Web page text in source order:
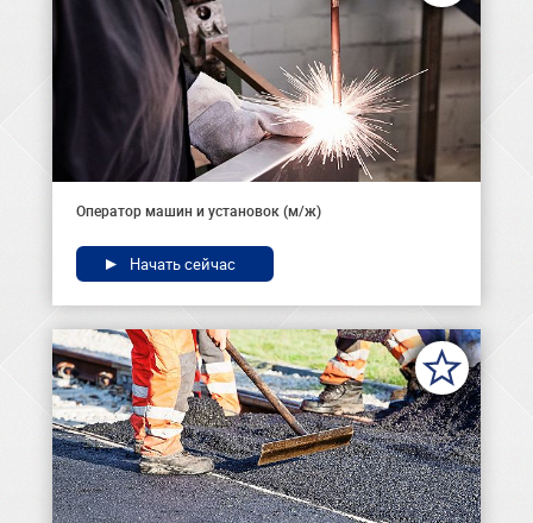
Оператор машин и установок (м/ж)
Начать сейчас